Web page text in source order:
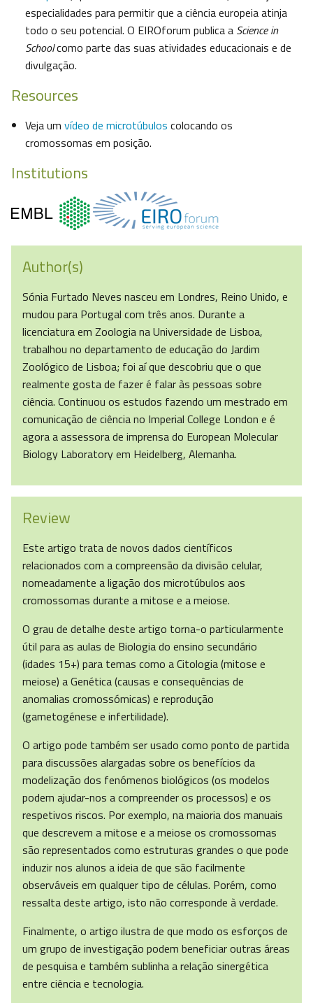
especialidades para permitir que a ciência europeia atinja
todo o seu potencial. O EIROforum publica a Science in
Schoolcomo parte das suas atividades educacionais e de
divulgação.
Resources
Veja um vídeo de microtúbulos colocando os
cromossomas em posição.
Institutions
Author(s)
Sónia Furtado Neves nasceu em Londres, Reino Unido, e
mudou para Portugal com três anos. Durante a
licenciatura em Zoologia na Universidade de Lisboa,
trabalhou no departamento de educação do Jardim
Zoológico de Lisboa; foi aí que descobriu que o que
realmente gosta de fazer é falar às pessoas sobre
ciência. Continuou os estudos fazendo um mestrado em
comunicação de ciência no Imperial College London e é
agora a assessora de imprensa do European Molecular
Biology Laboratory em Heidelberg, Alemanha.
Review
Este artigo trata de novos dados científicos
relacionados com a compreensão da divisão celular,
nomeadamente a ligação dos microtúbulos aos
cromossomas durante a mitose e a meiose.
O grau de detalhe deste artigo torna-o particularmente
útil para as aulas de Biologia do ensino secundário
(idades 15+) para temas como a Citologia (mitose e
meiose) a Genética (causas e consequências de
anomalias cromossómicas) e reprodução
(gametogénese e infertilidade).
O artigo pode também ser usado como ponto de partida
para discussões alargadas sobre os benefícios da
modelização dos fenómenos biológicos (os modelos
podem ajudar-nos a compreender os processos) e os
respetivos riscos. Por exemplo, na maioria dos manuais
que descrevem a mitose e a meiose os cromossomas
são representados como estruturas grandes o que pode
induzir nos alunos a ideia de que são facilmente
observáveis em qualquer tipo de células. Porém, como
ressalta deste artigo, isto não corresponde à verdade.
Finalmente, o artigo ilustra de que modo os esforços de
um grupo de investigação podem beneficiar outras áreas
de pesquisa e também sublinha a relação sinergética
entre ciência e tecnologia.